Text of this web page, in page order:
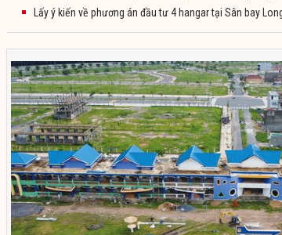
Lấy ý kiến về phương án đầu tư 4 hangar tại Sân bay